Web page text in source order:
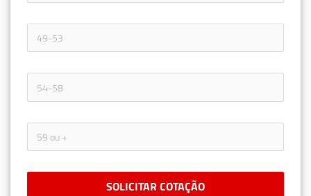
SOLICITAR COTAÇÃO